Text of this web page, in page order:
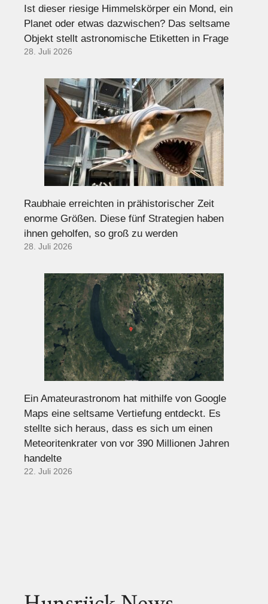
Ist dieser riesige Himmelskörper ein Mond, ein
Planet oder etwas dazwischen? Das seltsame
Objekt stellt astronomische Etiketten in Frage
28. Juli 2026
Raubhaie erreichten in prähistorischer Zeit
enorme Größen. Diese fünf Strategien haben
ihnen geholfen, so groß zu werden
28. Juli 2026
Ein Amateurastronom hat mithilfe von Google
Maps eine seltsame Vertiefung entdeckt. Es
stellte sich heraus, dass es sich um einen
Meteoritenkrater von vor 390 Millionen Jahren
handelte
22. Juli 2026